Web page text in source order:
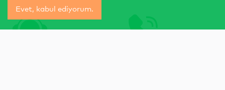
Evet, kabul ediyorum.